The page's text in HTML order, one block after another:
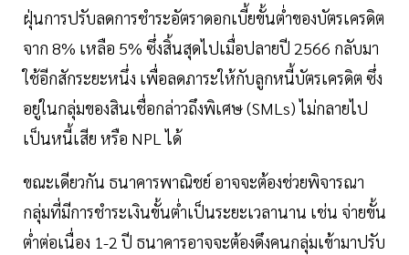
ฝุ่นการปรับลดการชำระอัตราดอกเบี้ยขั้นต่ำของบัตรเครดิต
จาก 8% เหลือ 5% ซึ่งสิ้นสุดไปเมื่อปลายปี 2566 กลับมา
ใช้อีกสักระยะหนึ่ง เพื่อลดภาระให้กับลูกหนี้บัตรเครดิต ซึ่ง
อยู่ในกลุ่มของสินเชื่อกล่าวถึงพิเศษ (SMLs) ไม่กลายไป
เป็นหนี้เสีย หรือ NPL ได้
ขณะเดียวกัน ธนาคารพาณิชย์ อาจจะต้องช่วยพิจารณา
กลุ่มที่มีการชำระเงินขั้นต่ำเป็นระยะเวลานาน เช่น จ่ายขั้น
ต่ำต่อเนื่อง 1-2 ปี ธนาคารอาจจะต้องดึงคนกลุ่มเข้ามาปรับ